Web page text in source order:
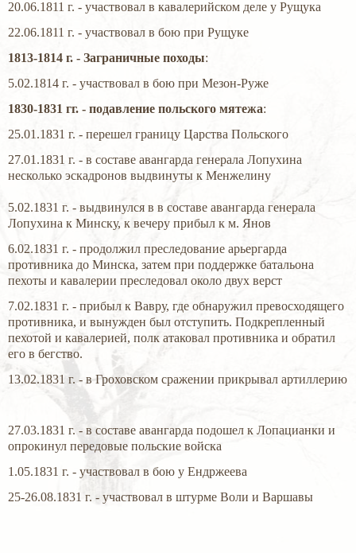
20.06.1811 г. - участвовал в кавалерийском деле у Рущука
22.06.1811 г. - участвовал в бою при Рущуке
1813-1814 г. - Заграничные походы:
5.02.1814 г. - участвовал в бою при Мезон-Руже
1830-1831 гг. - подавление польского мятежа:
25.01.1831 г. - перешел границу Царства Польского
27.01.1831 г. - в составе авангарда генерала Лопухина
несколько эскадронов выдвинуты к Менжелину
5.02.1831 г. - выдвинулся в в составе авангарда генерала
Лопухина к Минску, к вечеру прибыл к м. Янов
6.02.1831 г. - продолжил преследование арьергарда
противника до Минска, затем при поддержке батальона
пехоты и кавалерии преследовал около двух верст
7.02.1831 г. - прибыл к Вавру, где обнаружил превосходящего
противника, и вынужден был отступить. Подкрепленный
пехотой и кавалерией, полк атаковал противника и обратил
его в бегство.
13.02.1831 г. - в Гроховском сражении прикрывал артиллерию
27.03.1831 г. - в составе авангарда подошел к Лопацианки и
опрокинул передовые польские войска
1.05.1831 г. - участвовал в бою у Ендржеева
25-26.08.1831 г. - участвовал в штурме Воли и Варшавы